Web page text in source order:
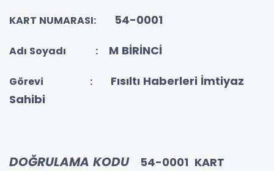
KART NUMARASI: 54-0001
Adı Soyadı : M BİRİNCİ
Görevi : Fısıltı Haberleri İmtiyaz
Sahibi
DOĞRULAMA KODU
54-0001 KART